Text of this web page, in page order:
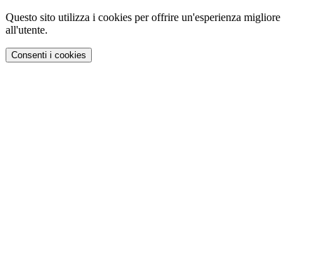
Questo sito utilizza i cookies per offrire un'esperienza migliore
all'utente.
Consenti i cookies